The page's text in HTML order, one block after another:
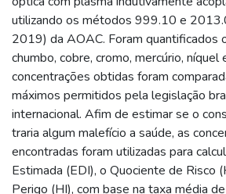
utilizando os métodos 999.10 e
2019) da AOAC. Foram quantificados
chumbo, cobre, cromo, mercúrio, níquel
concentrações obtidas foram
máximos permitidos pela legislação
internacional. Afim de estimar se o
traria algum malefício a saúde, as
encontradas foram utilizadas para
Estimada (EDI), o Quociente de Risco
Perigo (HI), com base na taxa média